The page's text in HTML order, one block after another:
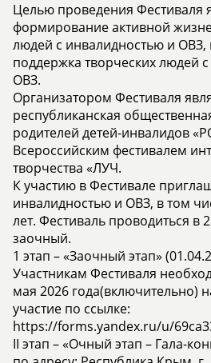
Целью проведения Фестиваля
формирование активной
людей с инвалидностью и ОВЗ,
поддержка творческих людей
ОВЗ.
Организатором Фестиваля
республиканская
родителей детей-инвалидов
Всероссийским фестивалем
творчества «ЛУЧ.
К участию в Фестивале
инвалидностью и ОВЗ, в том
лет. Фестиваль проводиться в
заочный.
1 этап – «Заочный этап»
Участникам Фестиваля
мая 2026 года(включительно)
участие по ссылке:
https://forms.yandex.ru/u/
II этап – «Очный этап – Гала-